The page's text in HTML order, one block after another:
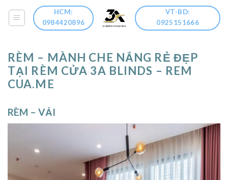
HCM:
0984420896
VT-BD:
0925151666
RÈM – MÀNH CHE NẮNG RẺ ĐẸP
TẠI RÈM CỬA 3A BLINDS – REM
CUA.ME
RÈM – VẢI